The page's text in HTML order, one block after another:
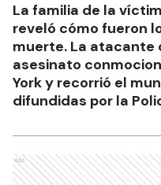
La familia de la
reveló cómo fueron
muerte. La atacante
asesinato
York y recorrió el
difundidas por la
Ads